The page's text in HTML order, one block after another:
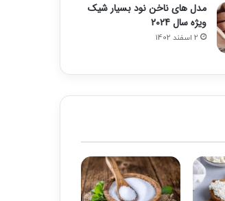
مدل های ناخن نود بسیار شیک
ویژه سال 2024
2 اسفند 1402